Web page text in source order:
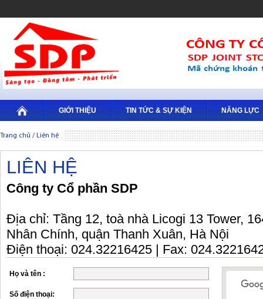
GIỚI THIỆU TIN TỨC & SỰ KIỆN NĂNG LỰC
Trang chủ / Liên hệ
LIÊN HỆ
Công ty Cổ phần SDP
Địa chỉ: Tầng 12, toà nhà Licogi 13 Tower,
Nhân Chính, quận Thanh Xuân, Hà Nội
Điện thoại: 024.32216425 | Fax:
Họ và tên :
Số điện thoại: